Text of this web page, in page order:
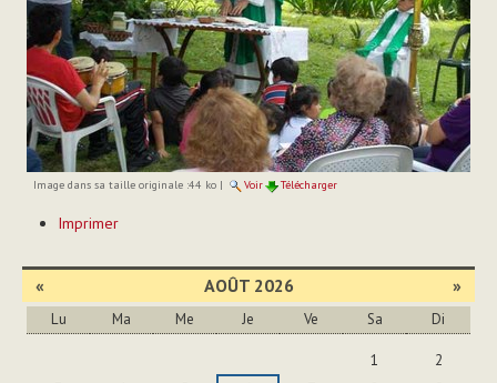
Image dans sa taille originale :44 ko| Voir Télécharger
sur
document
Imprimer
« AOÛT 2026 »
Lu Ma Me Je Ve Sa Di
1
2